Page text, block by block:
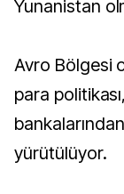
Yunanistan
Avro Bölgesi
para
yürütülüyor.